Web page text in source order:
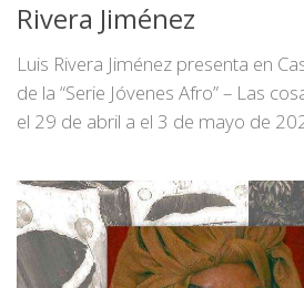
Rivera Jiménez
Luis Rivera Jiménez presenta en
de la “Serie Jóvenes Afro” – Las
el 29 de abril a el 3 de mayo de